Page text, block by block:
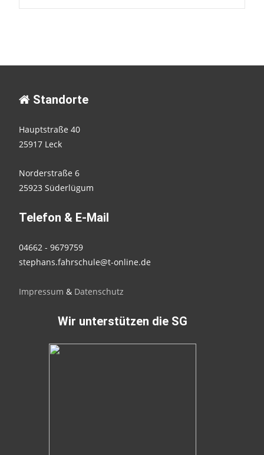
Standorte
Hauptstraße 40
25917 Leck
Norderstraße 6
25923 Süderlügum
Telefon & E-Mail
04662 - 9679759
stephans.fahrschule@t-online.de
Impressum & Datenschutz
Wir unterstützen die SG